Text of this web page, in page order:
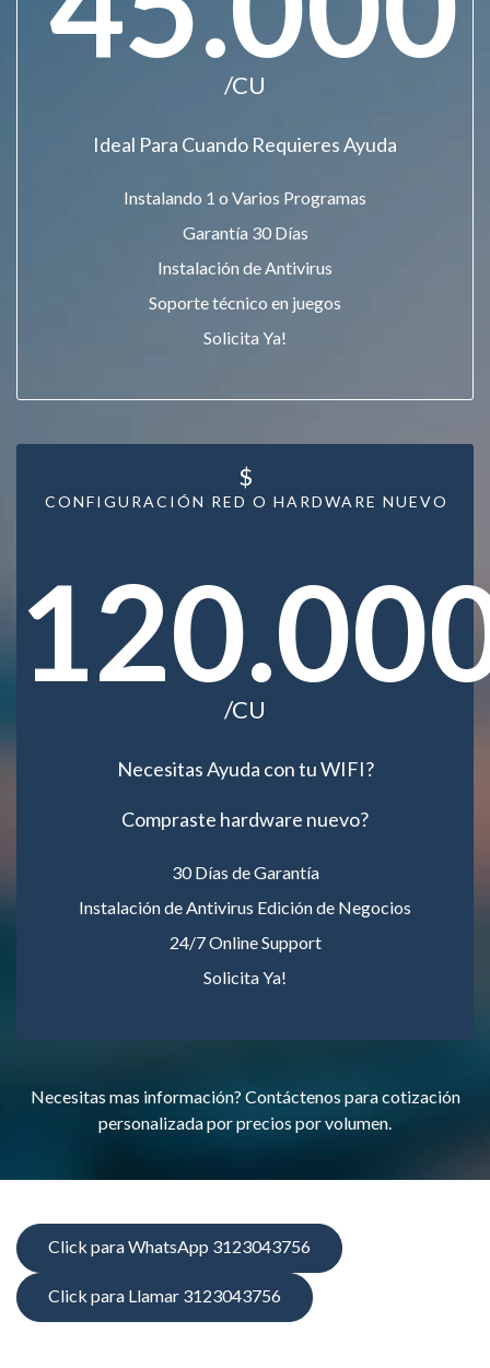
/CU
Ideal Para Cuando Requieres Ayuda
Instalando 1 o Varios Programas
Garantía 30 Días
Instalación de Antivirus
Soporte técnico en juegos
Solicita Ya!
CONFIGURACIÓN RED O HARDWARE NUEVO
$
/CU
Necesitas Ayuda con tu WIFI?
Compraste hardware nuevo?
30 Días de Garantía
Instalación de Antivirus Edición de Negocios
24/7 Online Support
Solicita Ya!
Necesitas mas información? Contáctenos para cotización
personalizada por precios por volumen.
Click para WhatsApp 3123043756
Click para Llamar 3123043756